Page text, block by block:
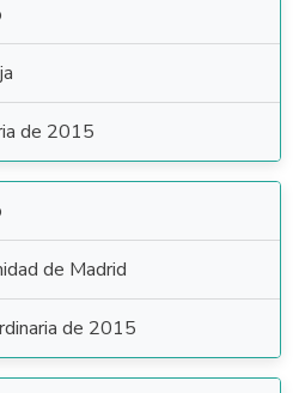
de 2015
de Madrid
de 2015